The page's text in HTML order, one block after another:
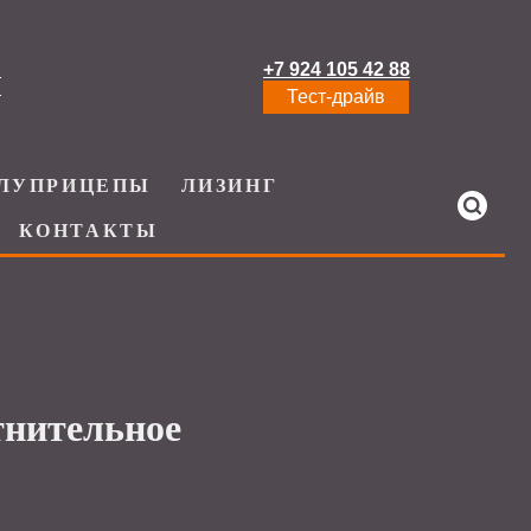
+7 924 105 42 88
Тест-драйв
ЛИЗИНГ
КОНТАКТЫ